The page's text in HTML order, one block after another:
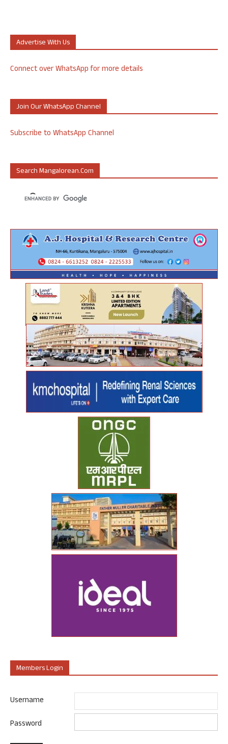
Advertise With Us
Connect over WhatsApp for more details
Join Our WhatsApp Channel
Subscribe to WhatsApp Channel
Search Mangalorean.com
Members Login
Username
Password